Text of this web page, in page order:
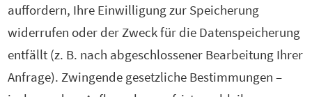
auffordern, Ihre Einwilligung zur Speicherung
widerrufen oder der Zweck für die Datenspeicherung
entfällt (z. B. nach abgeschlossener Bearbeitung Ihrer
Anfrage). Zwingende gesetzliche Bestimmungen –